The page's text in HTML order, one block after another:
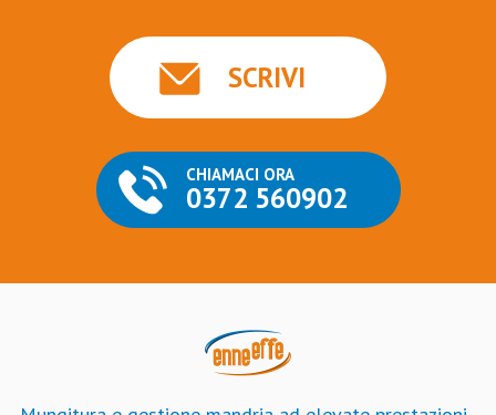
SCRIVI
CHIAMACI ORA
0372 560902